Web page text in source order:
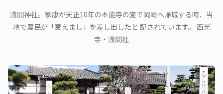
浅間神社。家康が天正10年の本能寺の変で岡崎へ帰城する時、当
地で農民が「麦えまし」を差し出したと 記されています。 西光
寺・浅間社